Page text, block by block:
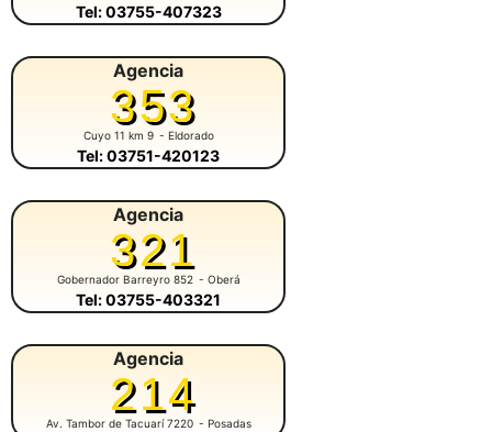
Tel: 03755-407323
Agencia
353
Cuyo 11 km 9 - Eldorado
Tel: 03751-420123
Agencia
321
Gobernador Barreyro 852 - Oberá
Tel: 03755-403321
Agencia
214
Av. Tambor de Tacuarí 7220 - Posadas